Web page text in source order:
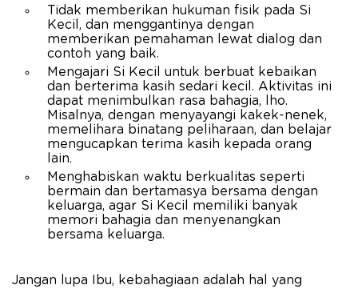
Tidak memberikan hukuman fisik pada Si
Kecil, dan menggantinya dengan
memberikan pemahaman lewat dialog dan
contoh yang baik.
Mengajari Si Kecil untuk berbuat kebaikan
dan berterima kasih sedari kecil. Aktivitas ini
dapat menimbulkan rasa bahagia, lho.
Misalnya, dengan menyayangi kakek-nenek,
memelihara binatang peliharaan, dan belajar
mengucapkan terima kasih kepada orang
lain.
Menghabiskan waktu berkualitas seperti
bermain dan bertamasya bersama dengan
keluarga, agar Si Kecil memiliki banyak
memori bahagia dan menyenangkan
bersama keluarga.
Jangan lupa Ibu, kebahagiaan adalah hal yang